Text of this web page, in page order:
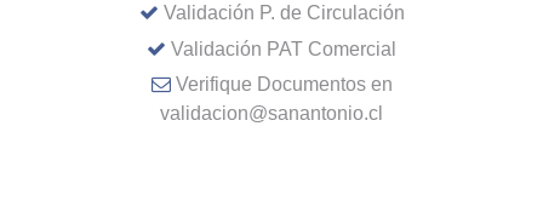
Validación P. de Circulación
Validación PAT Comercial
Verifique Documentos en
validacion@sanantonio.cl